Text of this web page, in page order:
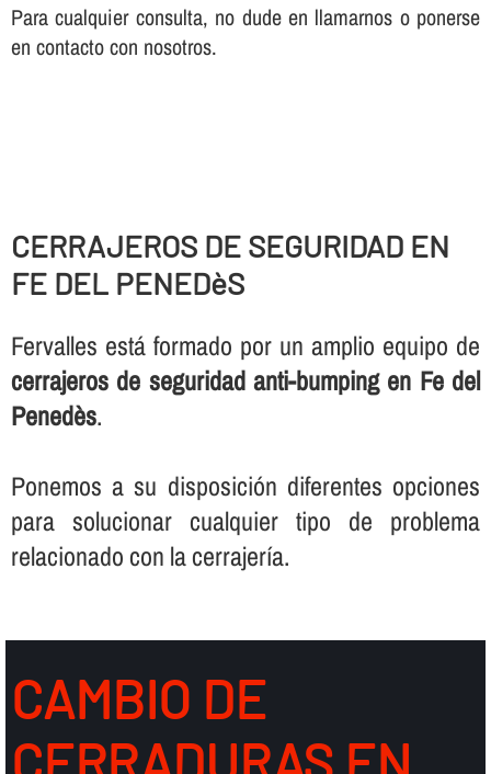
Para cualquier consulta, no dude en llamarnos o ponerse
en contacto con nosotros.
CERRAJEROS DE SEGURIDAD EN
FE DEL PENEDèS
Fervalles está formado por un amplio equipo de
cerrajeros de seguridad anti-bumping en Fe del
Penedès.
Ponemos a su disposición diferentes opciones
para solucionar cualquier tipo de problema
relacionado con la cerrajerí­a.
CAMBIO DE